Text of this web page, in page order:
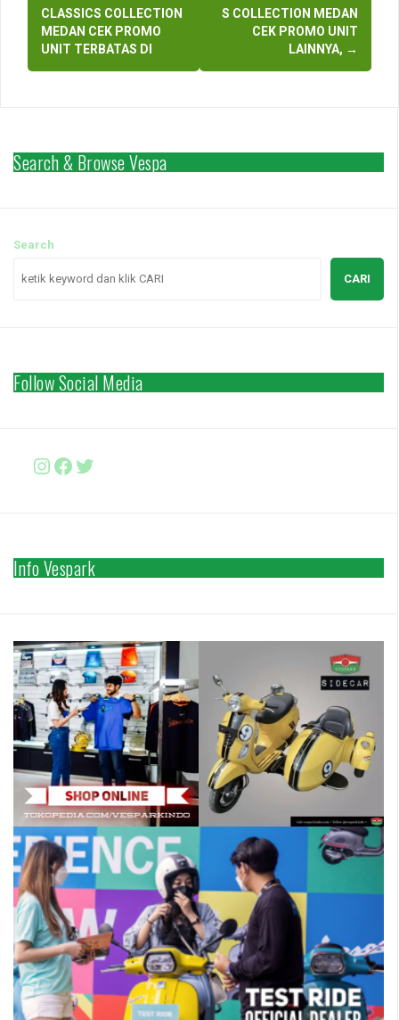
navigation
CLASSICS COLLECTION
MEDAN CEK PROMO
UNIT TERBATAS DI
S COLLECTION MEDAN
CEK PROMO UNIT
LAINNYA, →
Search & Browse Vespa
Search
CARI
Follow Social Media
Instagram
Facebook
http://www.twitter.com/
Info Vespark